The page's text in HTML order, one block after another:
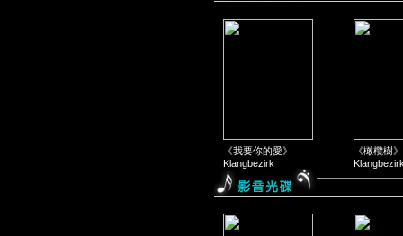
《我要你的愛》
Klangbezirk
《橄欖樹》